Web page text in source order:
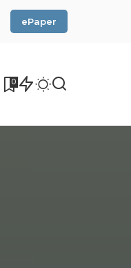
ePaper
0